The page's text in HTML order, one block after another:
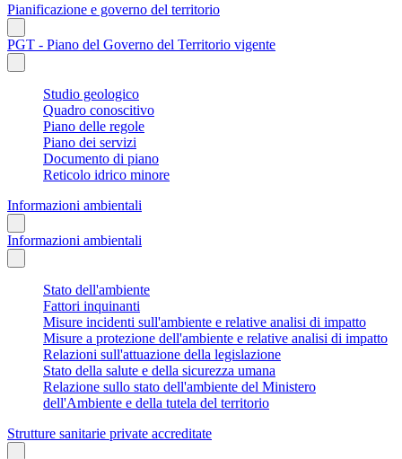
Pianificazione e governo del territorio
PGT - Piano del Governo del Territorio vigente
Studio geologico
Quadro conoscitivo
Piano delle regole
Piano dei servizi
Documento di piano
Reticolo idrico minore
Informazioni ambientali
Informazioni ambientali
Stato dell'ambiente
Fattori inquinanti
Misure incidenti sull'ambiente e relative analisi di impatto
Misure a protezione dell'ambiente e relative analisi di impatto
Relazioni sull'attuazione della legislazione
Stato della salute e della sicurezza umana
Relazione sullo stato dell'ambiente del Ministero
dell'Ambiente e della tutela del territorio
Strutture sanitarie private accreditate